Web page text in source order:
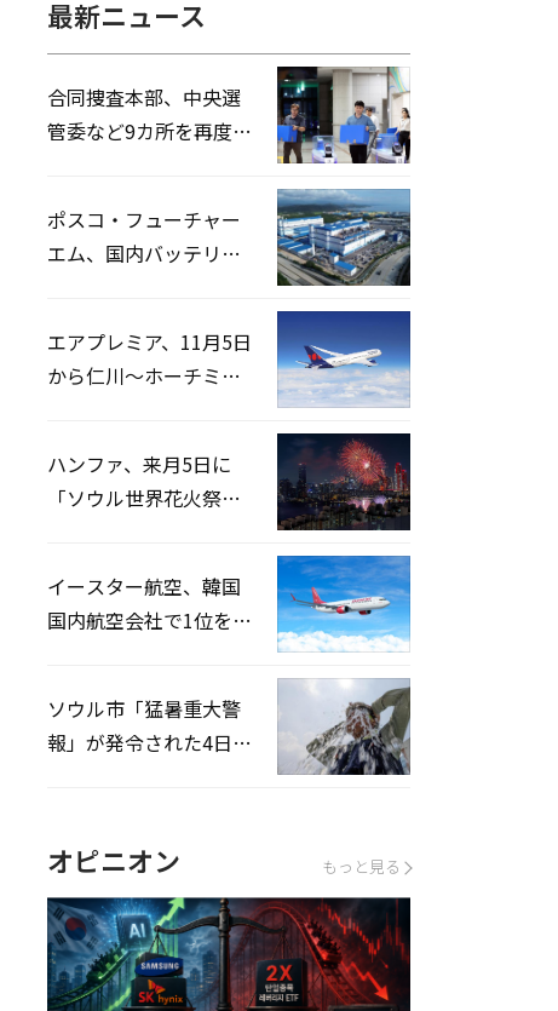
最新ニュース
合同捜査本部、中央選
管委など9カ所を再度家
ポスコ・フューチャー
エム、国内バッテリー
エアプレミア、11月5日
から仁川〜ホーチミン
ハンファ、来月5日に
「ソウル世界花火祭り
イースター航空、韓国
国内航空会社で1位を記
ソウル市「猛暑重大警
報」が発令された4日、
オピニオン もっと見る